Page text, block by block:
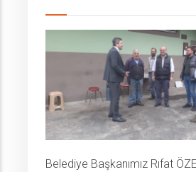
Belediye Başkanımız Rıfat